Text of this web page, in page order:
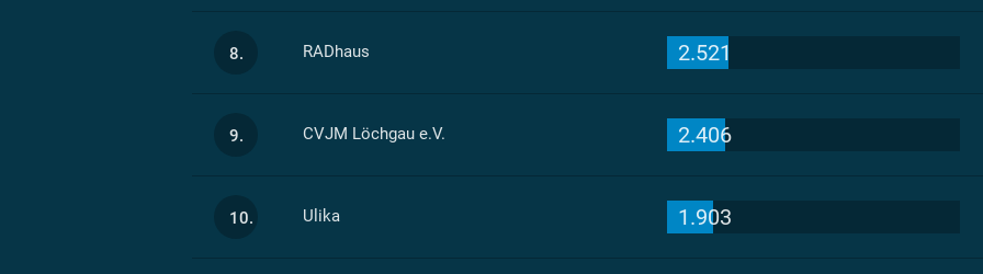
8. RADhaus 2.521
9. CVJM Löchgau e.V. 2.406
10. Ulika 1.903